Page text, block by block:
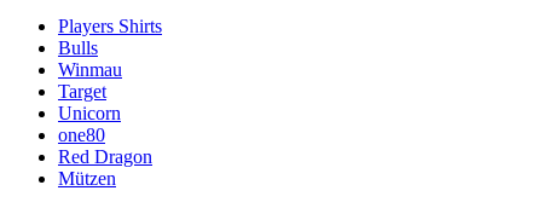
Players Shirts
Bulls
Winmau
Target
Unicorn
one80
Red Dragon
Mützen